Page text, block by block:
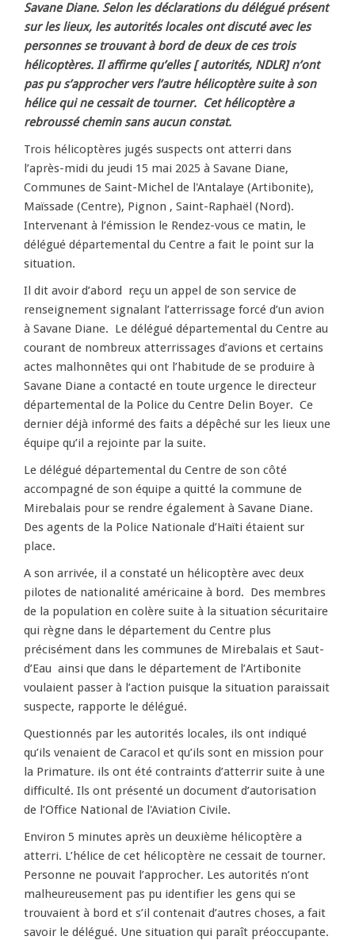
Savane Diane. Selon les déclarations du délégué présent
sur les lieux, les autorités locales ont discuté avec les
personnes se trouvant à bord de deux de ces trois
hélicoptères. Il affirme qu’elles [ autorités, NDLR] n’ont
pas pu s’approcher vers l’autre hélicoptère suite à son
hélice qui ne cessait de tourner. Cet hélicoptère a
rebroussé chemin sans aucun constat.
Trois hélicoptères jugés suspects ont atterri dans
l’après-midi du jeudi 15 mai 2025 à Savane Diane,
Communes de Saint-Michel de l'Antalaye (Artibonite),
Maïssade (Centre), Pignon , Saint-Raphaël (Nord).
Intervenant à l’émission le Rendez-vous ce matin, le
délégué départemental du Centre a fait le point sur la
situation.
Il dit avoir d’abord reçu un appel de son service de
renseignement signalant l’atterrissage forcé d’un avion
à Savane Diane. Le délégué départemental du Centre au
courant de nombreux atterrissages d’avions et certains
actes malhonnêtes qui ont l’habitude de se produire à
Savane Diane a contacté en toute urgence le directeur
départemental de la Police du Centre Delin Boyer. Ce
dernier déjà informé des faits a dépêché sur les lieux une
équipe qu’il a rejointe par la suite.
Le délégué départemental du Centre de son côté
accompagné de son équipe a quitté la commune de
Mirebalais pour se rendre également à Savane Diane.
Des agents de la Police Nationale d’Haïti étaient sur
place.
A son arrivée, il a constaté un hélicoptère avec deux
pilotes de nationalité américaine à bord. Des membres
de la population en colère suite à la situation sécuritaire
qui règne dans le département du Centre plus
précisément dans les communes de Mirebalais et Saut-
d’Eau ainsi que dans le département de l’Artibonite
voulaient passer à l’action puisque la situation paraissait
suspecte, rapporte le délégué.
Questionnés par les autorités locales, ils ont indiqué
qu’ils venaient de Caracol et qu’ils sont en mission pour
la Primature. ils ont été contraints d’atterrir suite à une
difficulté. Ils ont présenté un document d’autorisation
de l’Office National de l'Aviation Civile.
Environ 5 minutes après un deuxième hélicoptère a
atterri. L’hélice de cet hélicoptère ne cessait de tourner.
Personne ne pouvait l’approcher. Les autorités n’ont
malheureusement pas pu identifier les gens qui se
trouvaient à bord et s’il contenait d’autres choses, a fait
savoir le délégué. Une situation qui paraît préoccupante.